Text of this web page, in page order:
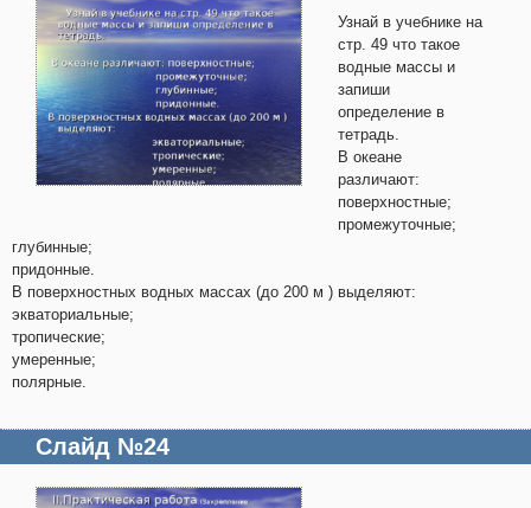
Узнай в учебнике на
стр. 49 что такое
водные массы и
запиши
определение в
тетрадь.
В океане
различают:
поверхностные;
промежуточные;
глубинные;
придонные.
В поверхностных водных массах (до 200 м ) выделяют:
экваториальные;
тропические;
умеренные;
полярные.
Слайд №24